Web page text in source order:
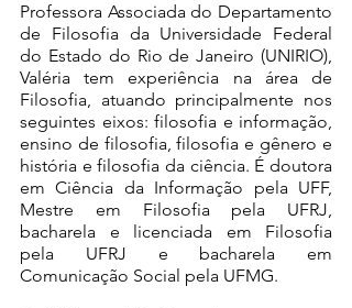
Professora Associada do Departamento
de Filosofia da Universidade Federal
do Estado do Rio de Janeiro (UNIRIO),
Valéria tem experiência na área de
Filosofia, atuando principalmente nos
seguintes eixos: filosofia e informação,
ensino de filosofia, filosofia e gênero e
história e filosofia da ciência. É doutora
em Ciência da Informação pela UFF,
Mestre em Filosofia pela UFRJ,
bacharela e licenciada em Filosofia
pela UFRJ e bacharela em
Comunicação Social pela UFMG.